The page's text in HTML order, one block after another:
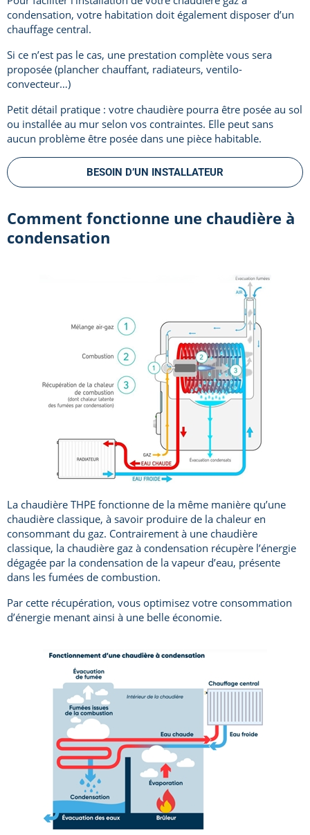
condensation, votre habitation doit également disposer d’un
chauffage central.
Si ce n’est pas le cas, une prestation complète vous sera
proposée (plancher chauffant, radiateurs, ventilo-
convecteur…)
Petit détail pratique : votre chaudière pourra être posée au sol
ou installée au mur selon vos contraintes. Elle peut sans
aucun problème être posée dans une pièce habitable.
BESOIN D’UN INSTALLATEUR
Comment fonctionne une chaudière à
condensation
La chaudière THPE fonctionne de la même manière qu’une
chaudière classique, à savoir produire de la chaleur en
consommant du gaz. Contrairement à une chaudière
classique, la chaudière gaz à condensation récupère l’énergie
dégagée par la condensation de la vapeur d’eau, présente
dans les fumées de combustion.
Par cette récupération, vous optimisez votre consommation
d’énergie menant ainsi à une belle économie.